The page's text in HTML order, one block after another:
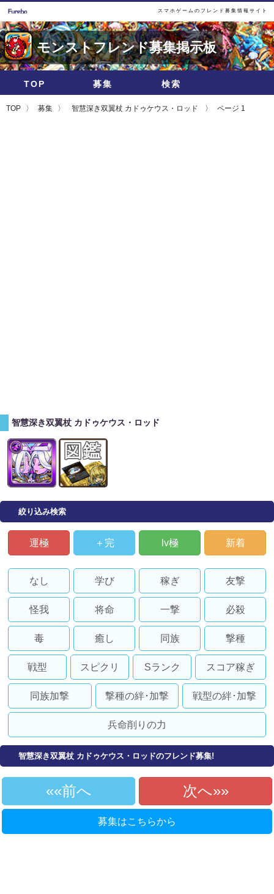
スマホゲームのフレンド募集情報サイト
モンストフレンド募集掲示板
TOP 募集 検索
TOP 募集 智慧深き双翼杖 カドゥケウス・ロッド ページ 1
智慧深き双翼杖 カドゥケウス・ロッド
絞り込み検索
運極 ＋完 lv極 新着
なし 学び 稼ぎ 友撃
怪我 将命 一撃 必殺
毒 癒し 同族 撃種
戦型 スピクリ Sランク スコア稼ぎ
同族加撃 撃種の絆･加撃 戦型の絆･加撃
兵命削りの力
智慧深き双翼杖 カドゥケウス・ロッドのフレンド募集!
«前へ 次へ»
募集はこちらから